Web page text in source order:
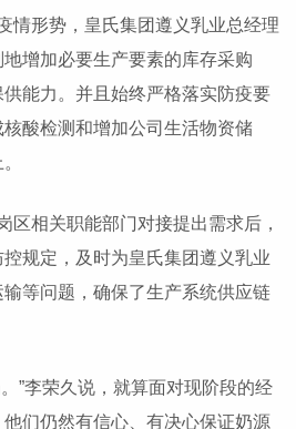
情形势，皇氏集团遵义乳业总经理
增加必要生产要素的库存采购
能力。并且始终严格落实防疫要
酸检测和增加公司生活物资储
区相关职能部门对接提出需求后，
规定，及时为皇氏集团遵义乳业
等问题，确保了生产系统供应链
”李荣久说，就算面对现阶段的经
们仍然有信心、有决心保证奶源